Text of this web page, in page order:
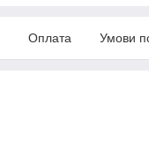
Оплата Умови